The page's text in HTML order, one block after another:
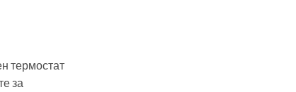
термостат
за